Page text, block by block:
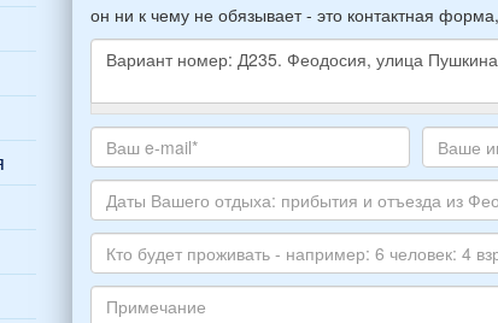
он ни к чему не обязывает - это контактная
Какое
жилье
хотите
снять,
укажите
пожалуйста
НОМЕР
варианта:
Ваш
адрес
электронной
почты
*
Ваше
имя
Даты
Вашего
отдыха:
прибытия
Кто
будет